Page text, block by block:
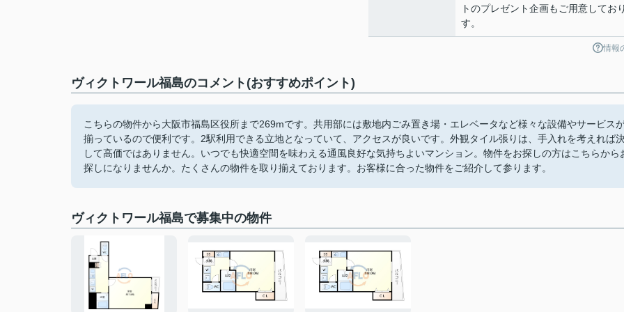
トのプレゼント企画もご用意してお
す。
情報
ヴィクトワール福島のコメント(おすすめポイント)
こちらの物件から大阪市福島区役所まで269mです。共用部には敷地内ごみ置き場・エレベータなど様々な設備やサービス
揃っているので便利です。2駅利用できる立地となっていて、アクセスが良いです。外観タイル張りは、手入れを考えれば
して高価ではありません。いつでも快適空間を味わえる通風良好な気持ちよいマンション。物件をお探しの方はこちらから
探しになりませんか。たくさんの物件を取り揃えております。お客様に合った物件をご紹介して参ります。
ヴィクトワール福島で募集中の物件